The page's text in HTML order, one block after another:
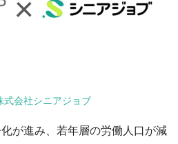
式会社シニアジョブ
が進み、若年層の労働人口が減